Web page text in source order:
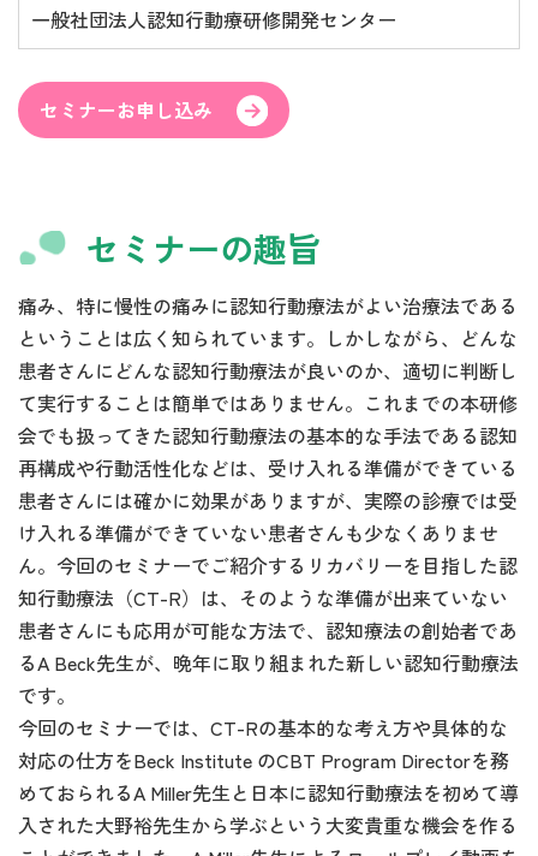
一般社団法人認知行動療研修開発センター
セミナーお申し込み
セミナーの趣旨
痛み、特に慢性の痛みに認知行動療法がよい治療法である
ということは広く知られています。しかしながら、どんな
患者さんにどんな認知行動療法が良いのか、適切に判断し
て実行することは簡単ではありません。これまでの本研修
会でも扱ってきた認知行動療法の基本的な手法である認知
再構成や行動活性化などは、受け入れる準備ができている
患者さんには確かに効果がありますが、実際の診療では受
け入れる準備ができていない患者さんも少なくありませ
ん。今回のセミナーでご紹介するリカバリーを目指した認
知行動療法（CT-R）は、そのような準備が出来ていない
患者さんにも応用が可能な方法で、認知療法の創始者であ
るA Beck先生が、晩年に取り組まれた新しい認知行動療法
です。
今回のセミナーでは、CT-Rの基本的な考え方や具体的な
対応の仕方をBeck Institute のCBT Program Directorを務
めておられるA Miller先生と日本に認知行動療法を初めて導
入された大野裕先生から学ぶという大変貴重な機会を作る